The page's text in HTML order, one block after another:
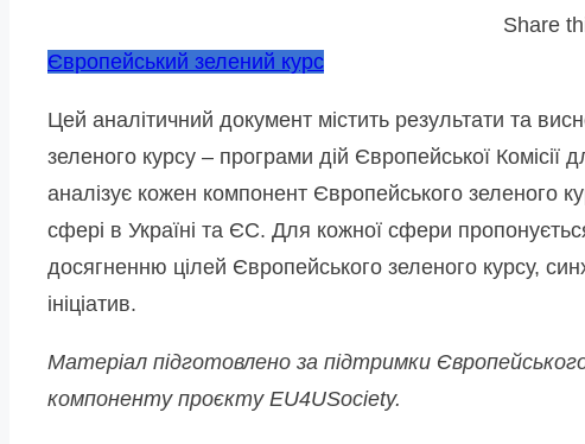
Share
Європейський зелений курс
Цей аналітичний документ містить результати та
зеленого курсу – програми дій Європейської
аналізує кожен компонент Європейського зеленого
сфері в Україні та ЄС. Для кожної сфери
досягненню цілей Європейського зеленого курсу,
ініціатив.
Матеріал підготовлено за підтримки
компоненту проєкту EU4USociety.